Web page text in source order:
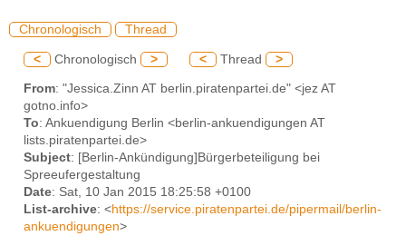
Chronologisch Thread
< Chronologisch > < Thread >
From: "Jessica.Zinn AT berlin.piratenpartei.de" <jez AT
gotno.info>
To: Ankuendigung Berlin <berlin-ankuendigungen AT
lists.piratenpartei.de>
Subject: [Berlin-Ankündigung]Bürgerbeteiligung bei
Spreeufergestaltung
Date: Sat, 10 Jan 2015 18:25:58 +0100
List-archive: <https://service.piratenpartei.de/pipermail/berlin-
ankuendigungen>